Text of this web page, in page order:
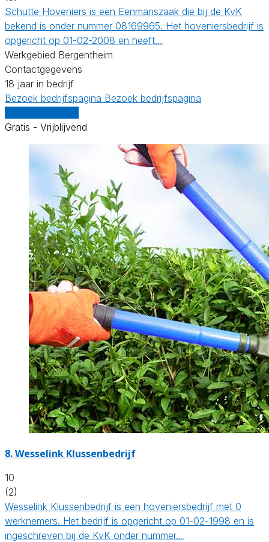
Schutte Hoveniers is een Eenmanszaak die bij de KvK
bekend is onder nummer 08169965. Het hoveniersbedrijf is
opgericht op 01-02-2008 en heeft…
Werkgebied Bergentheim
Contactgegevens
18 jaar in bedrijf
Bezoek bedrijfspagina Bezoek bedrijfspagina
Gratis - Vrijblijvend
8.Wesselink Klussenbedrijf
10
(2)
Wesselink Klussenbedrijf is een hoveniersbedrijf met 0
werknemers. Het bedrijf is opgericht op 01-02-1998 en is
ingeschreven bij de KvK onder nummer…